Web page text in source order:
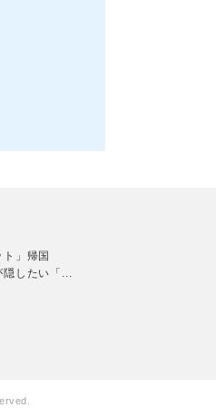
」帰国
したい「...